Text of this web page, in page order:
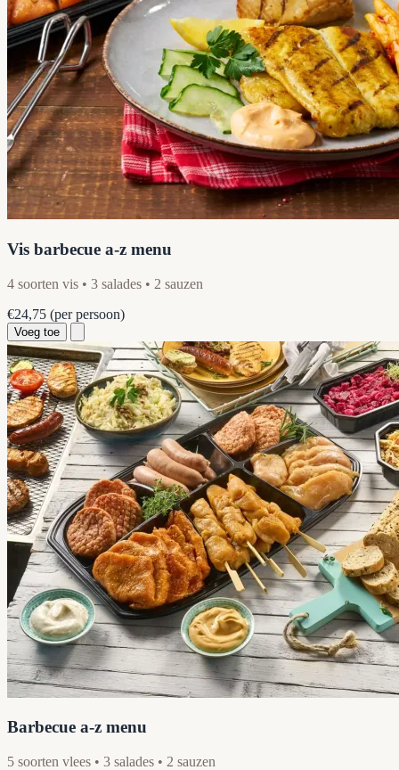
Vis barbecue a-z menu
4 soorten vis • 3 salades • 2 sauzen
€24,75 (per persoon)
Voeg toe
Barbecue a-z menu
5 soorten vlees • 3 salades • 2 sauzen